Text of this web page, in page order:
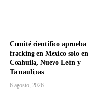
Comité científico aprueba
fracking en México solo en
Coahuila, Nuevo León y
Tamaulipas
6 agosto, 2026